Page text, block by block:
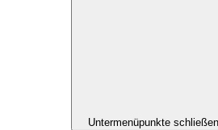
Untermenüpunkte schließen